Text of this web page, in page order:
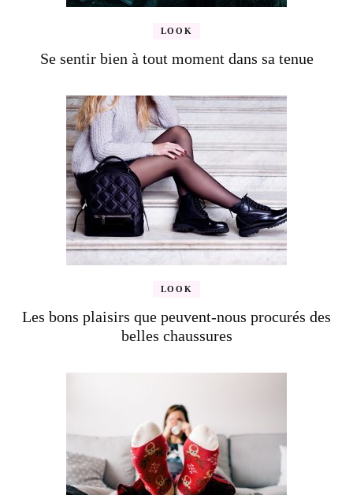
LOOK
Se sentir bien à tout moment dans sa tenue
LOOK
Les bons plaisirs que peuvent-nous procurés des
belles chaussures